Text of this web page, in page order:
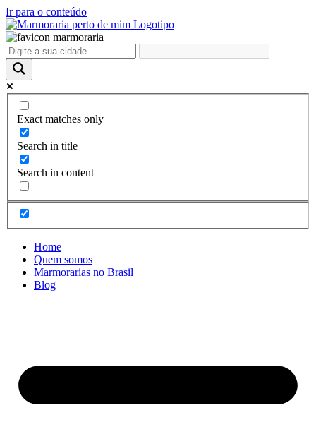
Ir para o conteúdo
Exact matches only
Search in title
Search in content
Home
Quem somos
Marmorarias no Brasil
Blog